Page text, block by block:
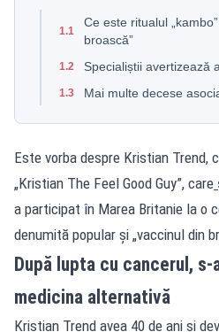
1.1
Ce este ritualul
broască”
1.2 Specialiștii avertizează
1.3 Mai multe decese
Este vorba despre Kristian Trend,
„Kristian The Feel Good Guy”, care
a participat în Marea Britanie la o
denumită popular și „vaccinul din
După lupta cu cancerul,
medicina alternativă
Kristian Trend avea 40 de ani și